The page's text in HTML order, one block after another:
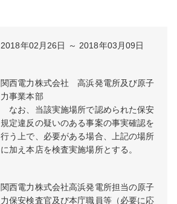
2018年02月26日 ～ 2018年03月09日
関西電力株式会社　高浜発電所及び原子
力事業本部
なお、当該実施場所で認められた保安
規定違反の疑いのある事案の事実確認を
行う上で、必要がある場合、上記の場所
に加え本店を検査実施場所とする。
関西電力株式会社高浜発電所担当の原子
力保安検査官及び本庁職員等（必要に応